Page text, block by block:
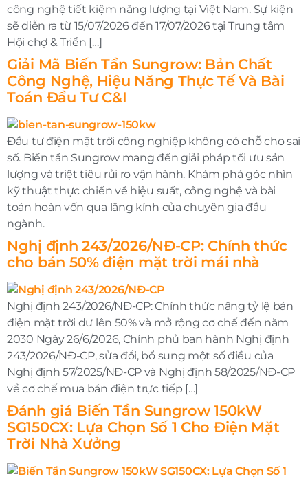
công nghệ tiết kiệm năng lượng tại Việt Nam. Sự kiện
sẽ diễn ra từ 15/07/2026 đến 17/07/2026 tại Trung tâm
Hội chợ & Triển […]
Giải Mã Biến Tần Sungrow: Bản Chất
Công Nghệ, Hiệu Năng Thực Tế Và Bài
Toán Đầu Tư C&I
Đầu tư điện mặt trời công nghiệp không có chỗ cho sai
số. Biến tần Sungrow mang đến giải pháp tối ưu sản
lượng và triệt tiêu rủi ro vận hành. Khám phá góc nhìn
kỹ thuật thực chiến về hiệu suất, công nghệ và bài
toán hoàn vốn qua lăng kính của chuyên gia đầu
ngành.
Nghị định 243/2026/NĐ-CP: Chính thức
cho bán 50% điện mặt trời mái nhà
Nghị định 243/2026/NĐ-CP: Chính thức nâng tỷ lệ bán
điện mặt trời dư lên 50% và mở rộng cơ chế đến năm
2030 Ngày 26/6/2026, Chính phủ ban hành Nghị định
243/2026/NĐ-CP, sửa đổi, bổ sung một số điều của
Nghị định 57/2025/NĐ-CP và Nghị định 58/2025/NĐ-CP
về cơ chế mua bán điện trực tiếp […]
Đánh giá Biến Tần Sungrow 150kW
SG150CX: Lựa Chọn Số 1 Cho Điện Mặt
Trời Nhà Xưởng